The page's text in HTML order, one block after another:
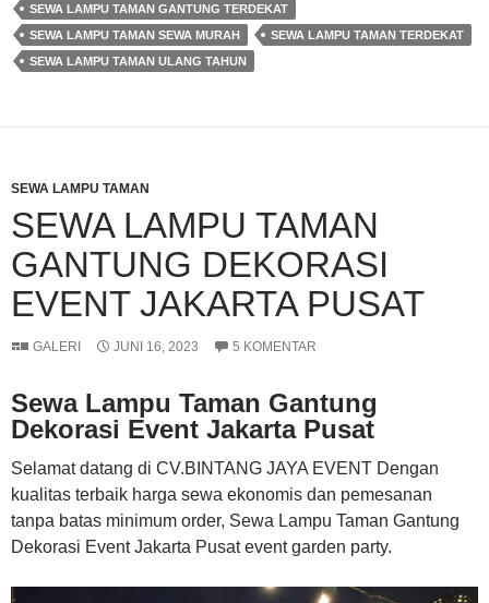
SEWA LAMPU TAMAN GANTUNG TERDEKAT
SEWA LAMPU TAMAN SEWA MURAH
SEWA LAMPU TAMAN TERDEKAT
SEWA LAMPU TAMAN ULANG TAHUN
SEWA LAMPU TAMAN
SEWA LAMPU TAMAN
GANTUNG DEKORASI
EVENT JAKARTA PUSAT
GALERI JUNI 16, 2023 5 KOMENTAR
Sewa Lampu Taman Gantung
Dekorasi Event Jakarta Pusat
Selamat datang di CV.BINTANG JAYA EVENT Dengan
kualitas terbaik harga sewa ekonomis dan pemesanan
tanpa batas minimum order, Sewa Lampu Taman Gantung
Dekorasi Event Jakarta Pusat event garden party.